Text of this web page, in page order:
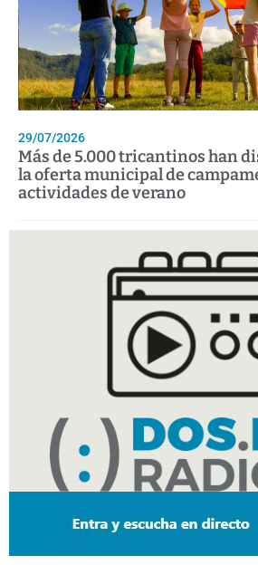
29/07/2026
Más de 5.000 tricantinos han
la oferta municipal de
actividades de verano